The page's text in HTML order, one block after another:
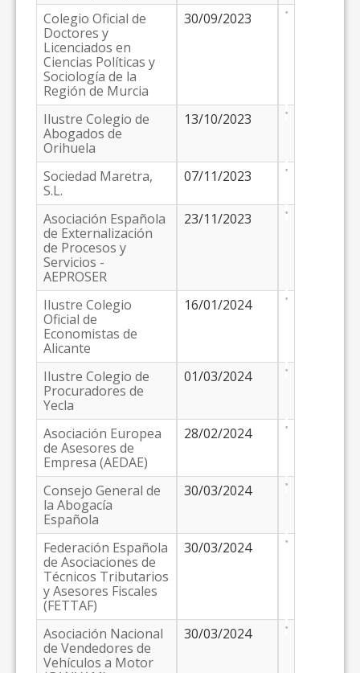
Colegio Oficial de
Doctores y
Licenciados en
Ciencias Políticas y
Sociología de la
Región de Murcia
30/09/2023
Ilustre Colegio de
Abogados de
Orihuela
13/10/2023
Sociedad Maretra,
S.L.
07/11/2023
Asociación Española
de Externalización
de Procesos y
Servicios -
AEPROSER
23/11/2023
Ilustre Colegio
Oficial de
Economistas de
Alicante
16/01/2024
Ilustre Colegio de
Procuradores de
Yecla
01/03/2024
Asociación Europea
de Asesores de
Empresa (AEDAE)
28/02/2024
Consejo General de
la Abogacía
Española
30/03/2024
Federación Española
de Asociaciones de
Técnicos Tributarios
y Asesores Fiscales
(FETTAF)
30/03/2024
Asociación Nacional
de Vendedores de
Vehículos a Motor
30/03/2024